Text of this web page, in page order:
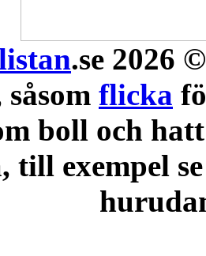
.se 2026
flicka
boll och
till exempel